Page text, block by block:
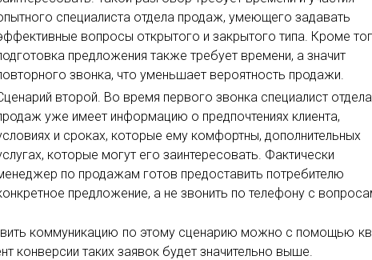
специалиста отдела продаж, умеющего задавать
вопросы открытого и закрытого типа. Кроме
предложения также требует времени, а значит
звонка, что уменьшает вероятность продажи.
второй. Во время первого звонка специалист отдела
уже имеет информацию о предпочтениях клиента,
и сроках, которые ему комфортны, дополнительных
которые могут его заинтересовать. Фактически
по продажам готов предоставить потребителю
предложение, а не звонить по телефону с
коммуникацию по этому сценарию можно с помощью
конверсии таких заявок будет значительно выше.